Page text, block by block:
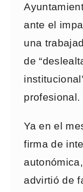
ante el
una
de
profesional.
Ya en el
firma de
advirtió de